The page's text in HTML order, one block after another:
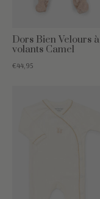
Dors Bien Velours à
volants Camel
€44,95